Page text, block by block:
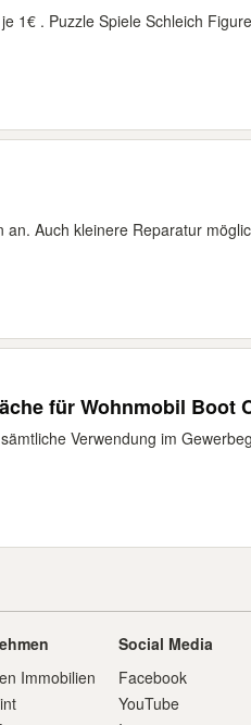
1€ . Puzzle Spiele Schleich
an. Auch kleinere Reparatur
für Wohnmobil Boot
Verwendung im
Immobilien
Social Media
Facebook
YouTube